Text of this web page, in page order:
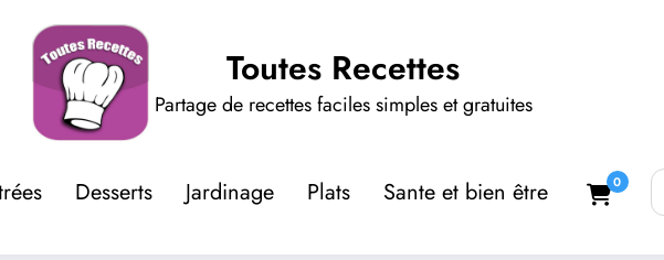
Toutes Recettes
Partage de recettes faciles simples et gratuites
Desserts Jardinage Plats Sante et bien être 0